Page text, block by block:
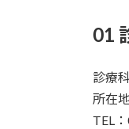
01
診療
所在
TEL